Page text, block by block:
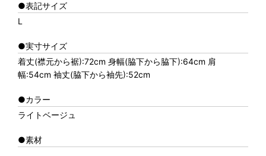
●表記サイズ
L
●実寸サイズ
着丈(襟元から裾):72cm 身幅(脇下から脇下):64cm 肩
幅:54cm 袖丈(脇下から袖先):52cm
●カラー
ライトベージュ
●素材